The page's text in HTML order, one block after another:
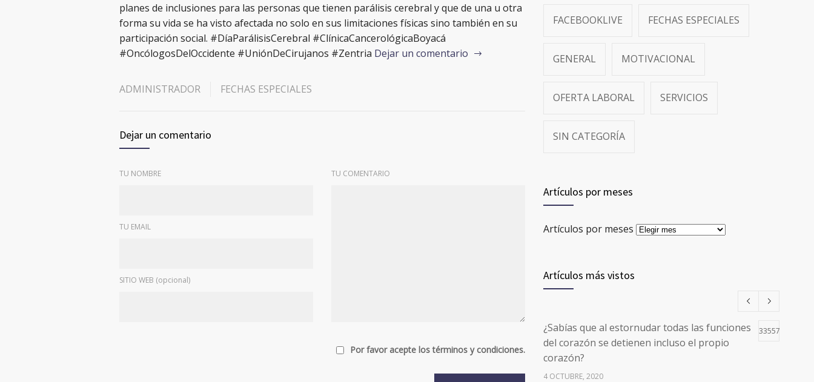
planes de inclusiones para las personas que tienen parálisis cerebral y que de una u otra
forma su vida se ha visto afectada no solo en sus limitaciones físicas sino también en su
participación social. #DíaParálisisCerebral #ClínicaCancerológicaBoyacá
#OncólogosDelOccidente #UniónDeCirujanos #Zentria Dejar un comentario
ADMINISTRADOR FECHAS ESPECIALES
Dejar un comentario
TU NOMBRE
TU EMAIL
SITIO WEB (opcional)
TU COMENTARIO
Por favor acepte los términos y condiciones.
FACEBOOKLIVE FECHAS ESPECIALES
GENERAL MOTIVACIONAL
OFERTA LABORAL SERVICIOS
SIN CATEGORÍA
Artículos por meses
Artículos por meses
Artículos más vistos
¿Sabías que al estornudar todas las funciones
del corazón se detienen incluso el propio
corazón?
33557
4 OCTUBRE, 2020